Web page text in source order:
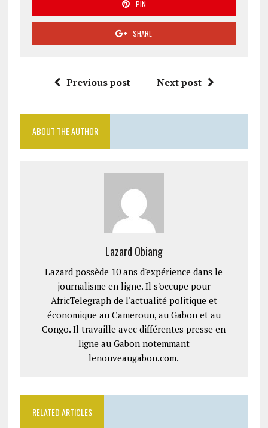
PIN
SHARE
Previous post Next post
ABOUT THE AUTHOR
Lazard Obiang
Lazard possède 10 ans d'expérience dans le
journalisme en ligne. Il s'occupe pour
AfricTelegraph de l'actualité politique et
économique au Cameroun, au Gabon et au
Congo. Il travaille avec différentes presse en
ligne au Gabon notemmant
lenouveaugabon.com.
RELATED ARTICLES